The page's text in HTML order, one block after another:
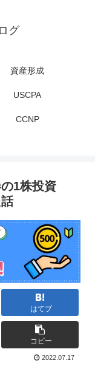
グ
資産形成
USCPA
CCNP
1株投資
はてブ
コピー
2022.07.17